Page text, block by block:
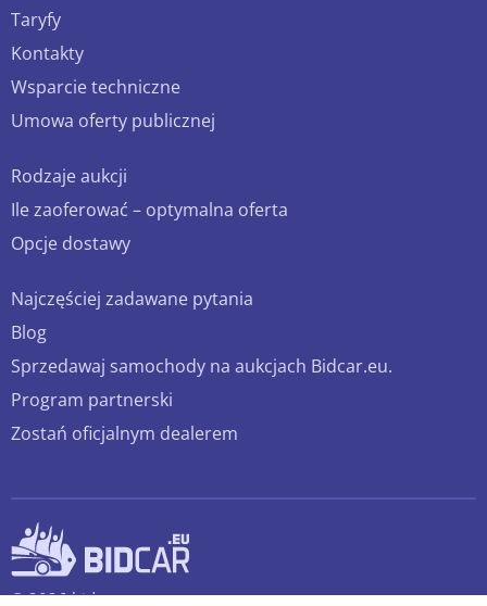
Taryfy
Kontakty
Wsparcie techniczne
Umowa oferty publicznej
Rodzaje aukcji
Ile zaoferować – optymalna oferta
Opcje dostawy
Najczęściej zadawane pytania
Blog
Sprzedawaj samochody na aukcjach Bidcar.eu.
Program partnerski
Zostań oficjalnym dealerem
© 2026 bidcar.eu